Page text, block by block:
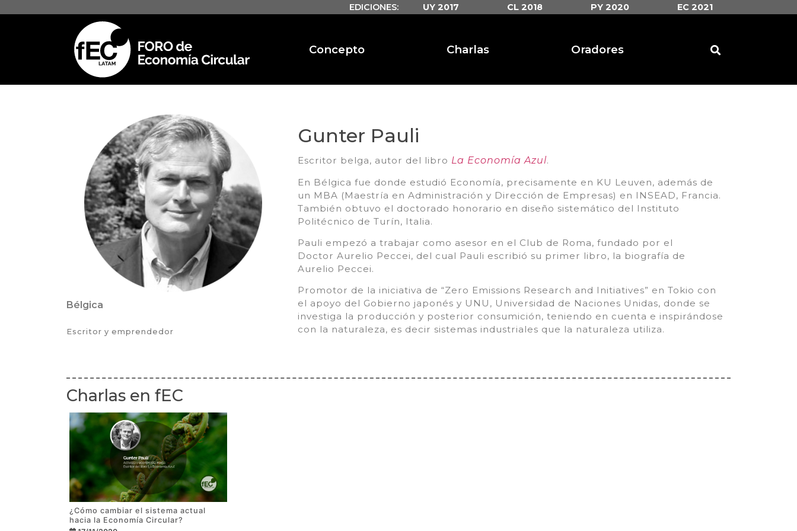
EDICIONES: UY 2017 CL 2018 PY 2020 EC 2021
Concepto Charlas Oradores
Bélgica
Escritor y emprendedor
Gunter Pauli
Escritor belga, autor del libro La Economía Azul.
En Bélgica fue donde estudió Economía, precisamente en KU Leuven, además de
un MBA (Maestría en Administración y Dirección de Empresas) en INSEAD, Francia.
También obtuvo el doctorado honorario en diseño sistemático del Instituto
Politécnico de Turín, Italia.
Pauli empezó a trabajar como asesor en el Club de Roma, fundado por el
Doctor Aurelio Peccei, del cual Pauli escribió su primer libro, la biografía de
Aurelio Peccei.
Promotor de la iniciativa de “Zero Emissions Research and Initiatives” en Tokio con
el apoyo del Gobierno japonés y UNU, Universidad de Naciones Unidas, donde se
investiga la producción y posterior consumición, teniendo en cuenta e inspirándose
con la naturaleza, es decir sistemas industriales que la naturaleza utiliza.
Charlas en fEC
¿Cómo cambiar el sistema actual
hacia la Economía Circular?